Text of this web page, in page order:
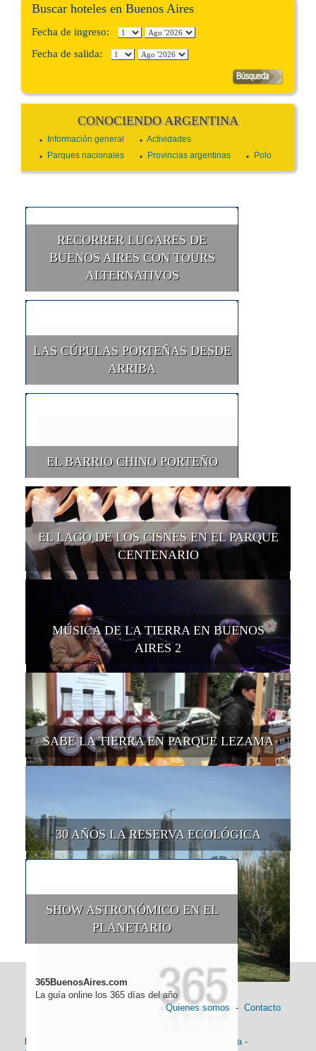
Buscar hoteles en Buenos Aires
Fecha de ingreso:
Fecha de salida:
CONOCIENDO ARGENTINA
Información general
Actividades
Parques nacionales
Provincias argentinas Polo
RECORRER LUGARES DE
BUENOS AIRES CON TOURS
ALTERNATIVOS
LAS CÚPULAS PORTEÑAS DESDE
ARRIBA
EL BARRIO CHINO PORTEÑO
EL LAGO DE LOS CISNES EN EL PARQUE
CENTENARIO
MÚSICA DE LA TIERRA EN BUENOS
AIRES 2
SABE LA TIERRA EN PARQUE LEZAMA
30 AÑOS LA RESERVA ECOLÓGICA
SHOW ASTRONÓMICO EN EL
PLANETARIO
365BuenosAires.com
La guía online los 365 días del año
Quienes somos - Contacto
Historia -